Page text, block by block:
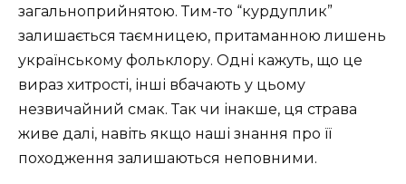
загальноприйнятою. Тим-то “курдуплик”
залишається таємницею, притаманною лишень
українському фольклору. Одні кажуть, що це
вираз хитрості, інші вбачають у цьому
незвичайний смак. Так чи інакше, ця страва
живе далі, навіть якщо наші знання про її
походження залишаються неповними.